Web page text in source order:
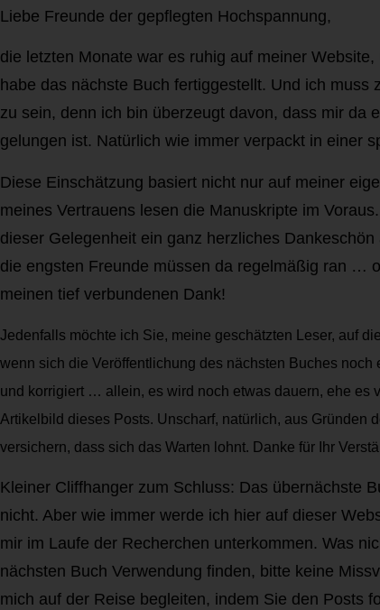
Liebe Freunde der gepflegten Hochspannung,
die letzten Monate war es ruhig auf meiner
habe das nächste Buch fertiggestellt. Und ich
zu sein, denn ich bin überzeugt davon, dass mir da
gelungen ist. Natürlich wie immer verpackt in einer
Diese Einschätzung basiert nicht nur auf meiner
meines Vertrauens lesen die Manuskripte im
dieser Gelegenheit ein ganz herzliches
die engsten Freunde müssen da regelmäßig ran …
meinen tief verbundenen Dank!
Jedenfalls möchte ich Sie, meine geschätzten Leser, auf
wenn sich die Veröffentlichung des nächsten Buches
und korrigiert … allein, es wird noch etwas dauern, ehe es
Artikelbild dieses Posts. Unscharf, natürlich, aus Gründen
versichern, dass sich das Warten lohnt. Danke für Ihr
Kleiner Cliffhanger zum Schluss: Das übernächste
nicht. Aber wie immer werde ich hier auf dieser
mir im Laufe der Recherchen unterkommen. Was
nächsten Buch Verwendung finden, bitte keine
mich auf der Reise begleiten, indem Sie den Posts